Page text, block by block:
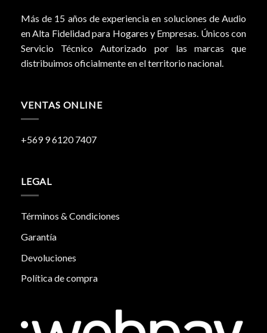
Más de 15 años de experiencia en soluciones de Audio
en Alta Fidelidad para Hogares y Empresas. Únicos con
Servicio Técnico Autorizado por las marcas que
distribuimos oficialmente en el territorio nacional.
VENTAS ONLINE
+569 9 6120 7407
LEGAL
Términos & Condiciones
Garantía
Devoluciones
Política de compra